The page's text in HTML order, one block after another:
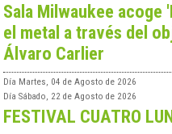
Sala Milwaukee acoge
el metal a través del
Álvaro Carlier
Día Martes, 04 de Agosto de 2026
Día Sábado, 22 de Agosto de 2026
FESTIVAL CUATRO